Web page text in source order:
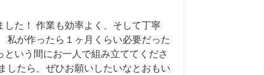
した！ 作業も効率よく、そして丁寧
私が作ったら１ヶ月くらい必要だった
という間にお一人で組み立ててくださ
したら、ぜひお願いしたいなとおもい